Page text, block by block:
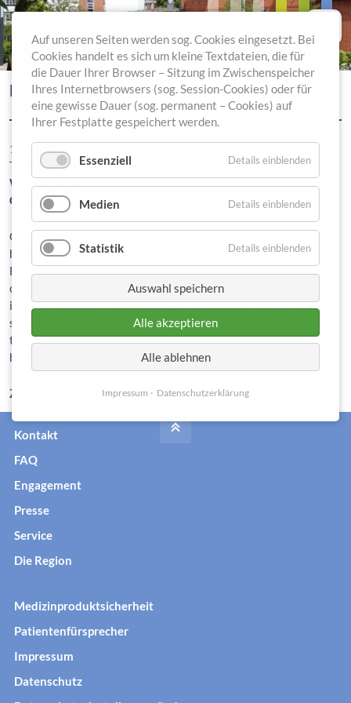
BILLARD-TURNIER
16.03.2017 18:00
Treff (Haus 5)
Where:Berlin
Costs:45 €
One morning, when Gregor Samsa woke from troubled dreams,
he found himself transformed in his bed into a horrible vermin.
He lay on his armour-like back, and if he lifted his head a little he
could see his brown belly, slightly domed and divided by arches
into stiff sections. The bedding was hardly able to cover it and
seemed ready to slide off any moment. His many legs, pitifully
thin compared with the size of the rest of him, waved about
helplessly as he looked. "What's happened to me?"
Zurück zur Eventübersicht
Kontakt
FAQ
Engagement
Presse
Service
Die Region
Medizinproduktsicherheit
Patientenfürsprecher
Impressum
Datenschutz
Auf unseren Seiten werden sog. Cookies eingesetzt. Bei
Cookies handelt es sich um kleine Textdateien, die für
die Dauer Ihrer Browser – Sitzung im Zwischenspeicher
Ihres Internetbrowsers (sog. Session-Cookies) oder für
eine gewisse Dauer (sog. permanent – Cookies) auf
Ihrer Festplatte gespeichert werden.
Essenziell Details einblenden
Medien Details einblenden
Statistik Details einblenden
Auswahl speichern
Alle akzeptieren
Alle ablehnen
Impressum Datenschutzerklärung